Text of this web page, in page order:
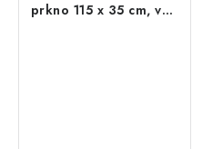
prkno 115 x 35 cm, vel.